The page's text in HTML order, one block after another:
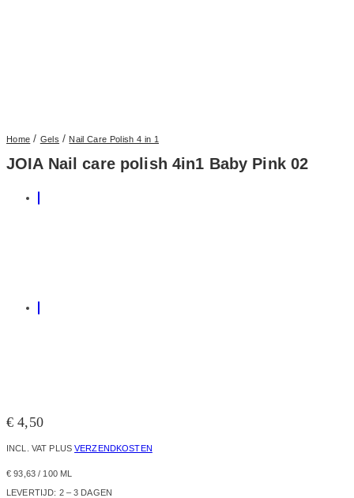
Home / Gels / Nail Care Polish 4 in 1
JOIA Nail care polish 4in1 Baby Pink 02
€ 4,50
INCL. VAT PLUSVERZENDKOSTEN
€ 93,63/ 100 ML
LEVERTIJD: 2 – 3 DAGEN